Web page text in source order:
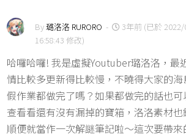
By璐洛洛 RURORO -
3年前 (已於
16:58:43 修改)
哈囉哈囉! 我是虛擬Youtuber璐洛洛，最
情比較多更新得比較慢，不曉得大家的海
假作業都做完了嗎？如果都做完的話也可
查看看還有沒有漏掉的寶箱，洛洛素材也
順便就當作一次解謎筆記啦～這次要帶來